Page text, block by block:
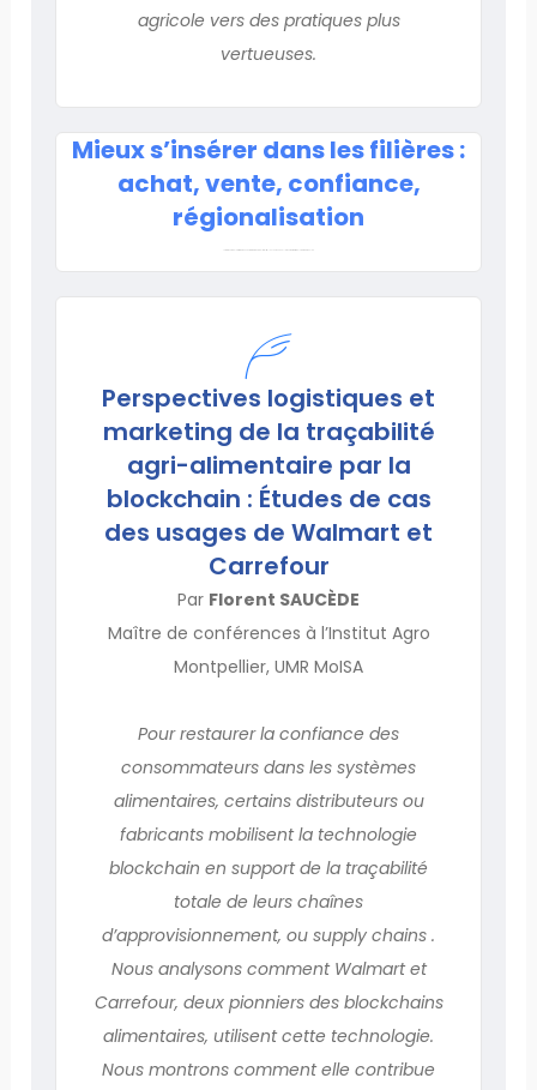
agricole vers des pratiques plus
vertueuses.
Mieux s’insérer dans les filières :
achat, vente, confiance,
régionalisation
Perspectives logistiques et
marketing de la traçabilité
agri-alimentaire par la
blockchain : Études de cas
des usages de Walmart et
Carrefour
Par Florent SAUCÈDE
Maître de conférences à l’Institut Agro
Montpellier, UMR MoISA
Pour restaurer la confiance des
consommateurs dans les systèmes
alimentaires, certains distributeurs ou
fabricants mobilisent la technologie
blockchain en support de la traçabilité
totale de leurs chaînes
d’approvisionnement, ou supply chains .
Nous analysons comment Walmart et
Carrefour, deux pionniers des blockchains
alimentaires, utilisent cette technologie.
Nous montrons comment elle contribue